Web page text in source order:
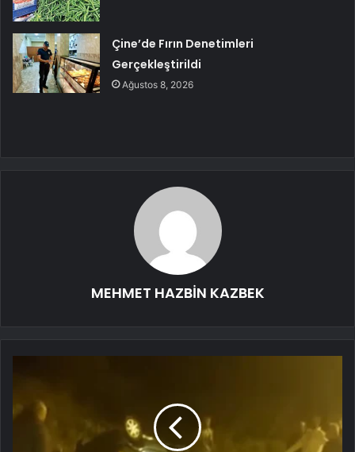
Çine’de Fırın Denetimleri
Gerçekleştirildi
Ağustos 8, 2026
MEHMET HAZBİN KAZBEK